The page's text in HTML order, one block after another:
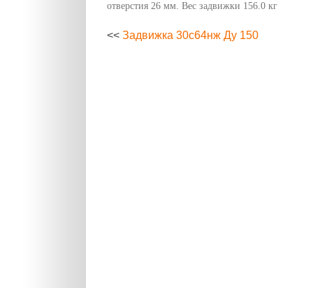
отверстия 26 мм. Вес задвижки 156.0 кг
<< Задвижка 30с64нж Ду 150